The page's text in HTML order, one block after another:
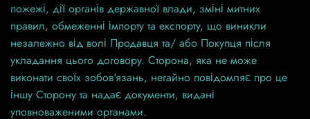
пожежі, дії органів державної влади, зміні митних
правил, обмеженні імпорту та експорту, що виникли
незалежно від волі Продавця та/ або Покупця після
укладання цього договору. Сторона, яка не може
виконати своїх зобов'язань, негайно повідомляє про це
іншу Сторону та надає документи, видані
уповноваженими органами.